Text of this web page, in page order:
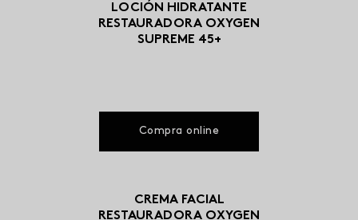
LOCIÓN HIDRATANTE
RESTAURADORA OXYGEN
SUPREME 45+
Compra online
CREMA FACIAL
RESTAURADORA OXYGEN